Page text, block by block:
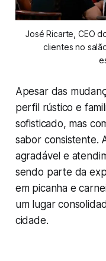
José Ricarte, CEO
clientes no
Apesar das
perfil rústico e
sofisticado, mas
sabor consistente.
agradável e
sendo parte da
em picanha e
um lugar
cidade.